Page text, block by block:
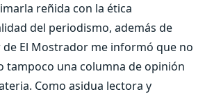
reñida con la ética
del periodismo, además de
de El Mostrador me informó que no
tampoco una columna de opinión
Como asidua lectora y